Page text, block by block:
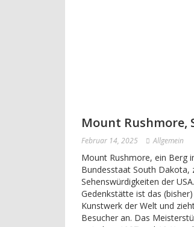
Mount Rushmore,
Februar 14, 2025 Allgemein
Mount Rushmore, ein Berg
Bundesstaat South Dakota,
Sehenswürdigkeiten der
Gedenkstätte ist das
Kunstwerk der Welt und
Besucher an. Das